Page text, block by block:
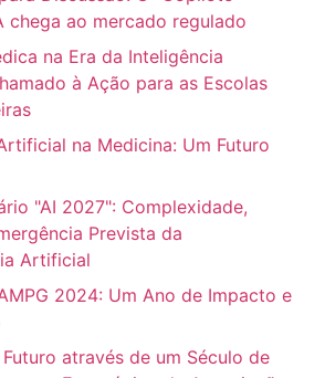
chega ao mercado regulado
na Era da Inteligência
à Ação para as Escolas
na Medicina: Um Futuro
"AI 2027": Complexidade,
Prevista da
Artificial
2024: Um Ano de Impacto e
através de um Século de